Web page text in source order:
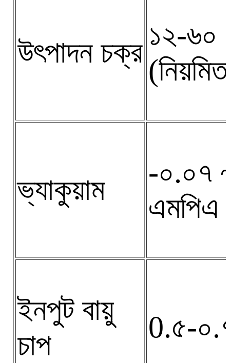
উৎপাদন চক্র
১২-৬০
ভ্যাকুয়াম
-০.০৭
এমপিএ
ইনপুট বায়ু
চাপ
0.৫-